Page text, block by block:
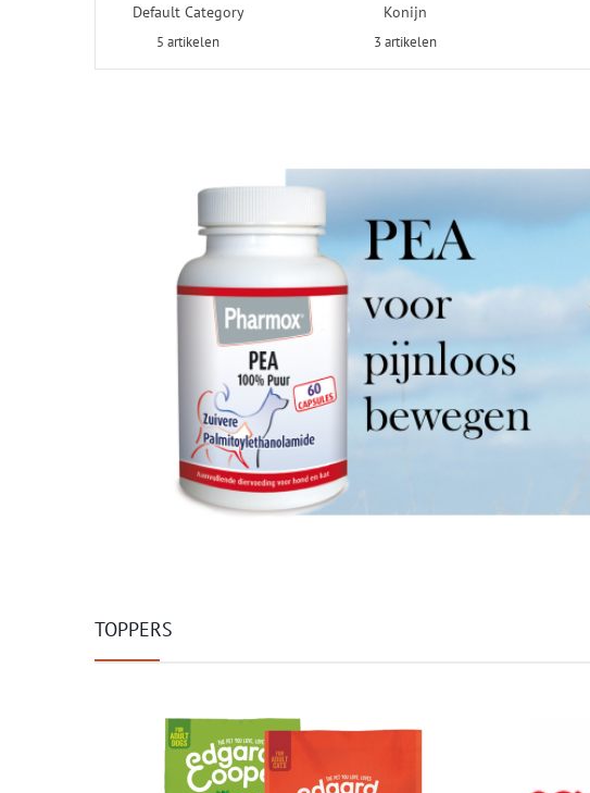
Default Category
5 artikelen
Konijn
3 artikelen
TOPPERS